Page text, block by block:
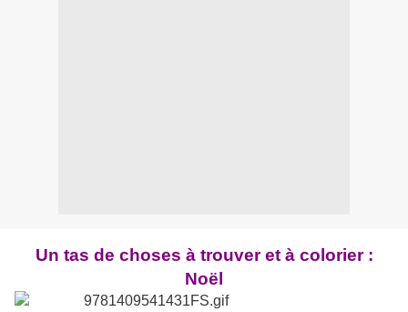
Un tas de choses à trouver et à colorier :
Noël